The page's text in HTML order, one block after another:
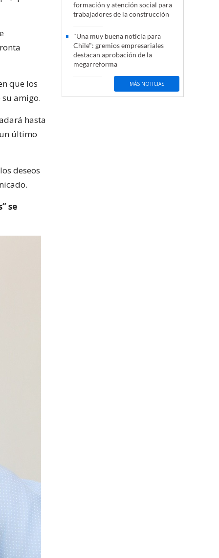
que los
amigo.
hasta
último
deseos
se
formación y atención social para
trabajadores de la construcción
"Una muy buena noticia para
Chile": gremios empresariales
destacan aprobación de la
megarreforma
MÁS NOTICIAS